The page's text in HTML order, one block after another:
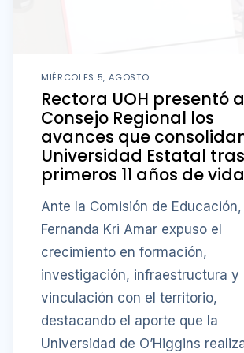
MIÉRCOLES 5, AGOSTO
Rectora UOH presentó
Consejo Regional los
avances que
Universidad Estatal
primeros 11 años de vida
Ante la Comisión de Educación,
Fernanda Kri Amar expuso el
crecimiento en formación,
investigación, infraestructura y
vinculación con el territorio,
destacando el aporte que la
Universidad de O’Higgins